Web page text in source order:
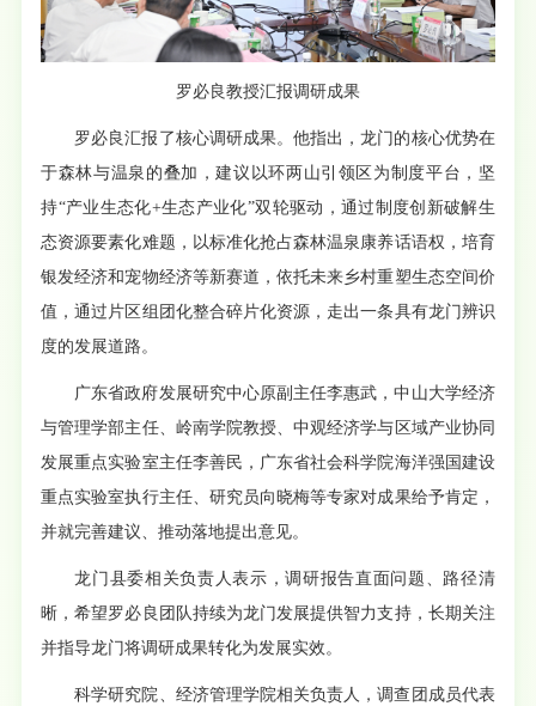
罗必良教授汇报调研成果
罗必良汇报了核心调研成果。他指出，龙门的核心优势在
于森林与温泉的叠加，建议以环两山引领区为制度平台，坚
持“产业生态化+生态产业化”双轮驱动，通过制度创新破解生
态资源要素化难题，以标准化抢占森林温泉康养话语权，培育
银发经济和宠物经济等新赛道，依托未来乡村重塑生态空间价
值，通过片区组团化整合碎片化资源，走出一条具有龙门辨识
度的发展道路。
广东省政府发展研究中心原副主任李惠武，中山大学经济
与管理学部主任、岭南学院教授、中观经济学与区域产业协同
发展重点实验室主任李善民，广东省社会科学院海洋强国建设
重点实验室执行主任、研究员向晓梅等专家对成果给予肯定，
并就完善建议、推动落地提出意见。
龙门县委相关负责人表示，调研报告直面问题、路径清
晰，希望罗必良团队持续为龙门发展提供智力支持，长期关注
并指导龙门将调研成果转化为发展实效。
科学研究院、经济管理学院相关负责人，调查团成员代表